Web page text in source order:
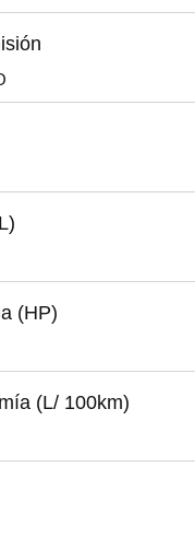
(HP)
(L/ 100km)